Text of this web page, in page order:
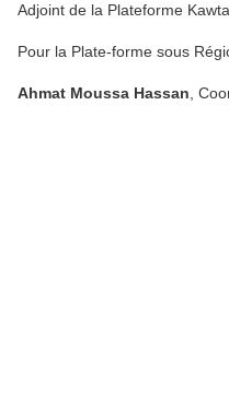
Adjoint de la Plateforme
Pour la Plate-forme sous
Ahmat Moussa Hassan ,